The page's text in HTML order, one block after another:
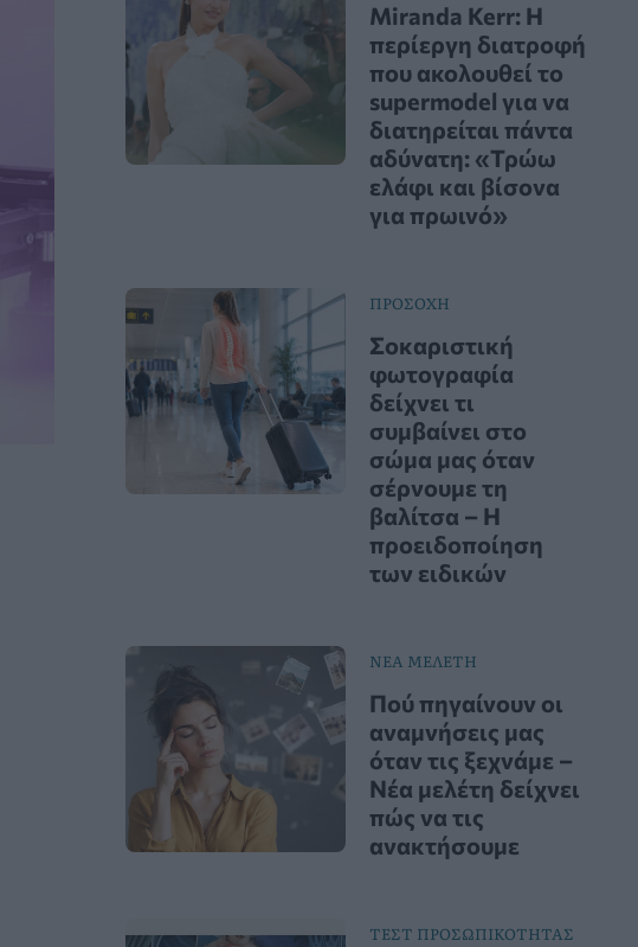
Miranda Kerr: Η
περίεργη διατροφή
που ακολουθεί το
supermodel για να
διατηρείται πάντα
αδύνατη: «Τρώω
ελάφι και βίσονα
για πρωινό»
ΠΡΟΣΟΧΗ
Σοκαριστική
φωτογραφία
δείχνει τι
συμβαίνει στο
σώμα μας όταν
σέρνουμε τη
βαλίτσα – Η
προειδοποίηση
των ειδικών
ΝΕΑ ΜΕΛΕΤΗ
Πού πηγαίνουν οι
αναμνήσεις μας
όταν τις ξεχνάμε –
Νέα μελέτη δείχνει
πώς να τις
ανακτήσουμε
ΤΕΣΤ ΠΡΟΣΩΠΙΚΟΤΗΤΑΣ